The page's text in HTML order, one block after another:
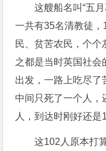
这艘船名叫“五
一共有35名清教徒
民、贫苦农民，个个
之都是当时英国社会
出发，一路上吃尽了
中间只死了一个人，
人，到达时刚好还是
这102人原本打